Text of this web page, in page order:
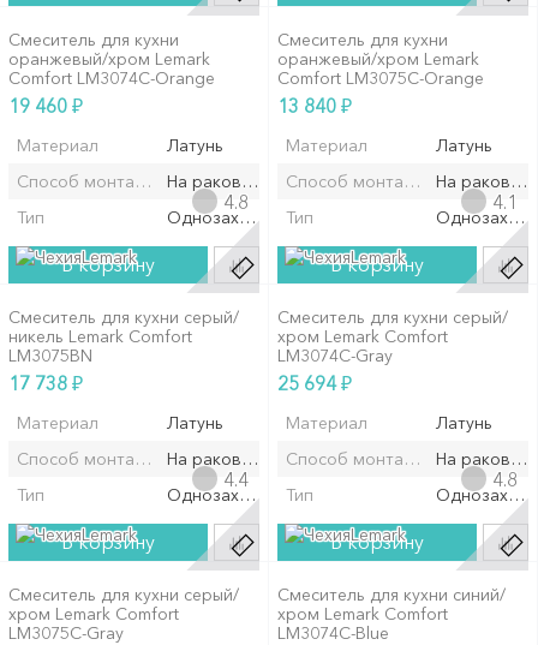
Смеситель для кухни
оранжевый/хром Lemark
Comfort LM3074C-Orange
19 460 ₽
Материал
Латунь
Способ монтажа/установкиНа раковину/мойку
Тип
Однозахватный
В корзину
Смеситель для кухни
оранжевый/хром Lemark
Comfort LM3075C-Orange
13 840 ₽
Материал
Латунь
Способ монтажа/установки
На
Тип
В корзину
Lemark
4.8
Смеситель для кухни серый/
никель Lemark Comfort
LM3075BN
17 738 ₽
Материал
Латунь
Способ монтажа/установкиНа раковину/мойку
Тип
Однозахватный
В корзину
Lemark
4.1
Смеситель для кухни серый/
хром Lemark Comfort
LM3074C-Gray
25 694₽
Материал
Латунь
Способ монтажа/установки
На
Тип
В корзину
Lemark
4.4
Смеситель для кухни серый/
хром Lemark Comfort
LM3075C-Gray
Lemark
4.8
Смеситель для кухни синий/
хром Lemark Comfort
LM3074C-Blue